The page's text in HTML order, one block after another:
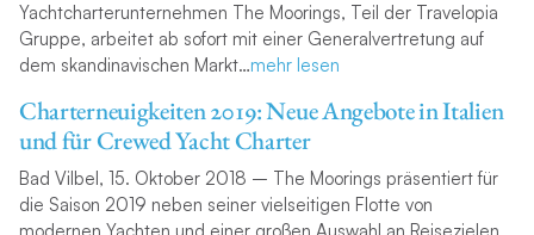
Yachtcharterunternehmen The Moorings, Teil der Travelopia
Gruppe, arbeitet ab sofort mit einer Generalvertretung auf
dem skandinavischen Markt…mehr lesen
Charterneuigkeiten 2019: Neue Angebote in Italien
und für Crewed Yacht Charter
Bad Vilbel, 15. Oktober 2018 – The Moorings präsentiert für
die Saison 2019 neben seiner vielseitigen Flotte von
modernen Yachten und einer großen Auswahl an Reisezielen